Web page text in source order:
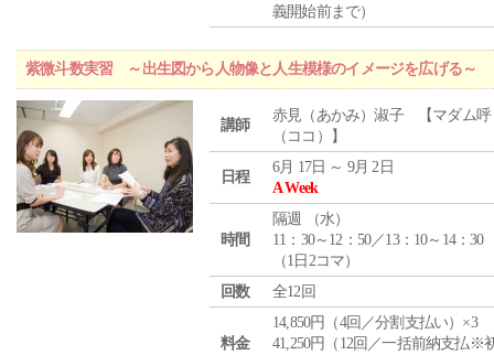
義開始前まで）
紫微斗数実習 ～出生図から人物像と人生模様のイメージを広げる～
講師
赤見（あかみ）淑子 【マダム呼
（ココ）】
日程
6月 17日 ～ 9月 2日
A Week
時間
隔週 （水）
11：30～12：50／13：10～14：30
（1日2コマ）
回数
全12回
料金
14,850円（4回／分割支払い）×3
41,250円（12回／一括前納支払※